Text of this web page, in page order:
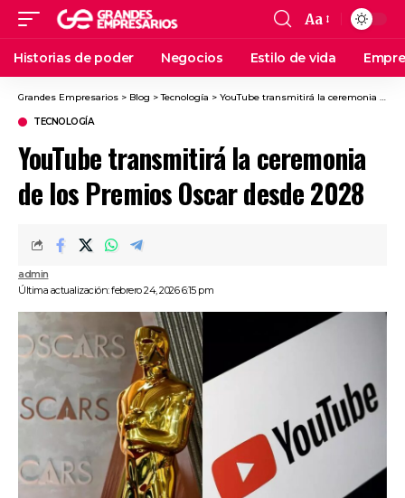
Aa
Historias de poder Negocios Estilo de vida
Grandes Empresarios > Blog >Tecnología > YouTube transmitirá la ceremonia de los Premios Oscar desde 2028
TECNOLOGÍA
YouTube transmitirá la ceremonia
de los Premios Oscar desde 2028
Última actualización: febrero 24, 2026 6:15 pm
admin